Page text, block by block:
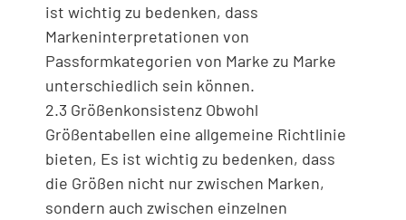
ist wichtig zu bedenken, dass
Markeninterpretationen von
Passformkategorien von Marke zu Marke
unterschiedlich sein können.
2.3 Größenkonsistenz Obwohl
Größentabellen eine allgemeine Richtlinie
bieten, Es ist wichtig zu bedenken, dass
die Größen nicht nur zwischen Marken,
sondern auch zwischen einzelnen